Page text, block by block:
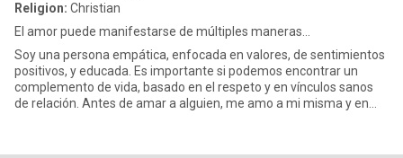
Religion: Christian
El amor puede manifestarse de múltiples maneras...
Soy una persona empática, enfocada en valores, de sentimientos
positivos, y educada. Es importante si podemos encontrar un
complemento de vida, basado en el respeto y en vínculos sanos
de relación. Antes de amar a alguien, me amo a mi misma y en